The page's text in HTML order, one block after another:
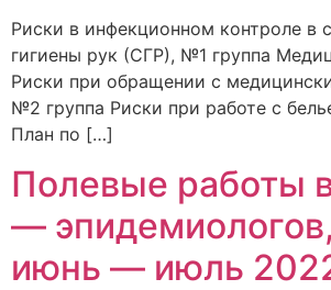
Риски в инфекционном контроле в
гигиены рук (СГР), №1 группа
Риски при обращении с
№2 группа Риски при работе с
План по […]
Полевые работы
—
июнь — июль